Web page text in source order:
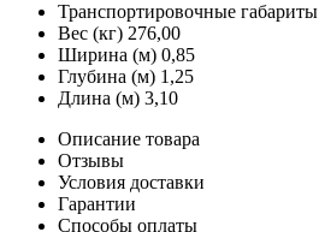
Транспортировочные габариты
Вес (кг) 276,00
Ширина (м) 0,85
Глубина (м) 1,25
Длина (м) 3,10
Описание товара
Отзывы
Условия доставки
Гарантии
Способы оплаты